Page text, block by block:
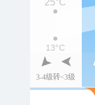
3-4级转<3级
25°C
13°C